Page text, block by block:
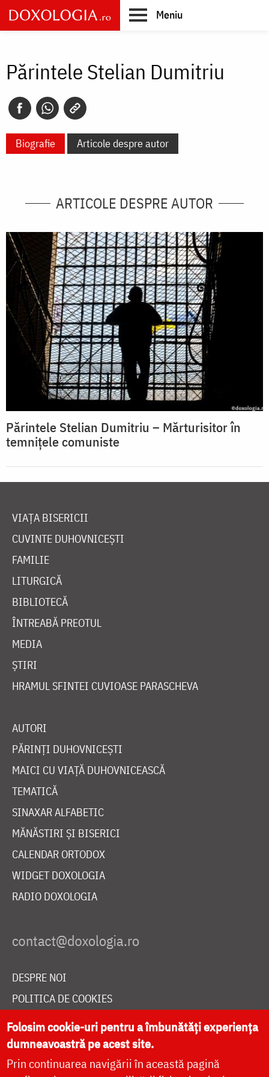
Skip
to
main
Meniu
Părintele Stelian Dumitriu
Biografie Articole despre autor
ARTICOLE DESPRE AUTOR
Părintele Stelian Dumitriu – Mărturisitor în
temnițele comuniste
VIAȚA BISERICII
CUVINTE DUHOVNICEȘTI
FAMILIE
LITURGICĂ
BIBLIOTECĂ
ÎNTREABĂ PREOTUL
MEDIA
ȘTIRI
HRAMUL SFINTEI CUVIOASE PARASCHEVA
AUTORI
PĂRINȚI DUHOVNICEȘTI
MAICI CU VIAȚĂ DUHOVNICEASCĂ
TEMATICĂ
SINAXAR ALFABETIC
MĂNĂSTIRI ȘI BISERICI
CALENDAR ORTODOX
WIDGET DOXOLOGIA
RADIO DOXOLOGIA
DESPRE NOI
POLITICA DE COOKIES
DONEAZĂ ONLINE PENTRU CATEDRALA NAȚIONALĂ
LIVE
Folosim cookie-uri pentru a îmbunătăți experiența
dumneavoastră pe acest site.
Prin continuarea navigării în această pagină